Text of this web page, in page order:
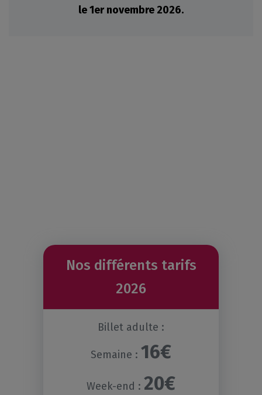
le 1er novembre 2026.
Nos différents tarifs
2026
Billet adulte :
Semaine : 16€
Week-end : 20€